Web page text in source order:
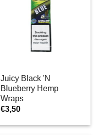
Juicy Black 'N
Blueberry Hemp
Wraps
€3,50